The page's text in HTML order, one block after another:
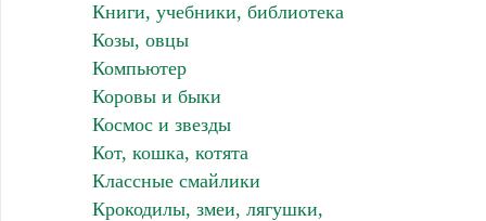
Книги, учебники, библиотека
Козы, овцы
Компьютер
Коровы и быки
Космос и звезды
Кот, кошка, котята
Классные смайлики
Крокодилы, змеи, лягушки,